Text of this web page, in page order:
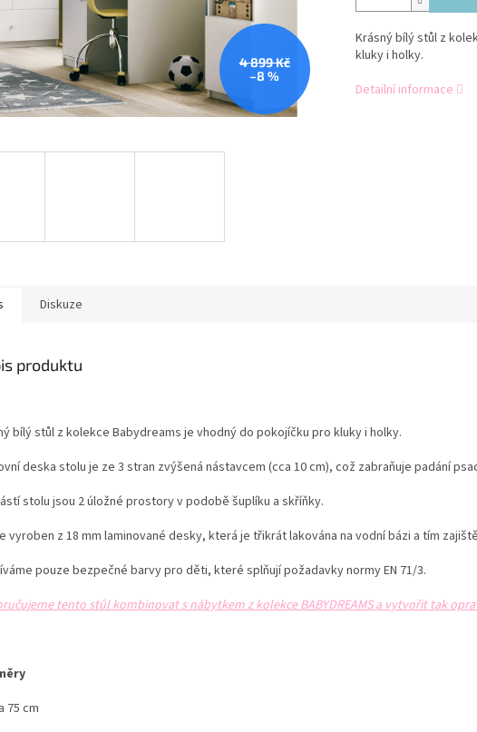
4 899 Kč
–8 %
Krásný bílý stůl z
kluky i holky.
Detailní informace
Diskuze
produktu
bílý stůl z kolekce Babydreams je vhodný do pokojíčku pro kluky i holky.
deska stolu je ze 3 stran zvýšená nástavcem (cca 10 cm), což zabraňuje padání
stolu jsou 2 úložné prostory v podobě šuplíku a skříňky.
vyroben z 18 mm laminované desky,která je třikrát lakována na vodní bázi a tím
pouze bezpečné barvy pro děti, které splňují požadavky normy EN 71/3.
tento stůl kombinovat s nábytkem z kolekce BABYDREAMS a vytvořit tak
75 cm